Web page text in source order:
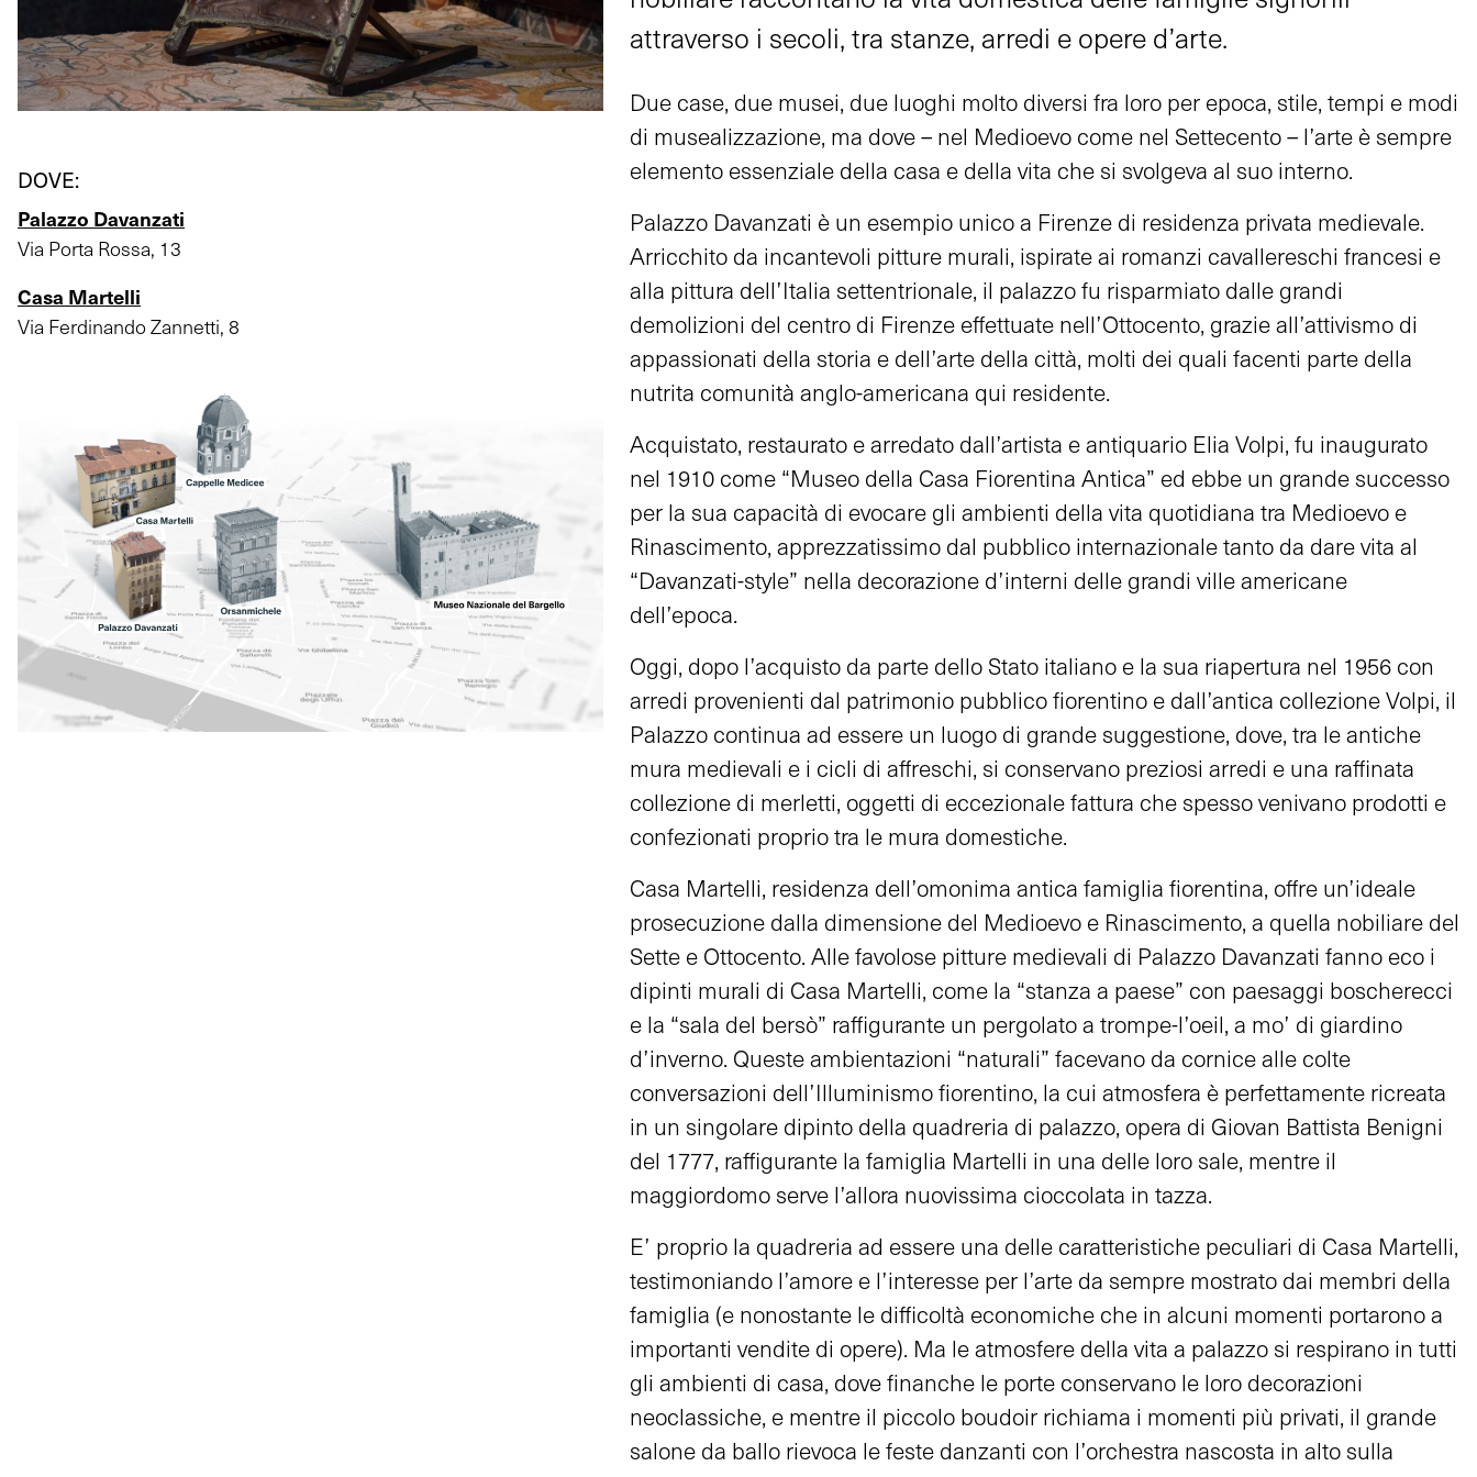
DOVE:
Palazzo Davanzati
Via Porta Rossa, 13
Casa Martelli
Via Ferdinando Zannetti, 8
attraverso i secoli, tra stanze, arredi e opere d’arte.
Due case, due musei, due luoghi molto diversi fra loro per epoca, stile, tempi e modi
di musealizzazione, ma dove – nel Medioevo come nel Settecento – l’arte è sempre
elemento essenziale della casa e della vita che si svolgeva al suo interno.
Palazzo Davanzati è un esempio unico a Firenze di residenza privata medievale.
Arricchito da incantevoli pitture murali, ispirate ai romanzi cavallereschi francesi e
alla pittura dell’Italia settentrionale, il palazzo fu risparmiato dalle grandi
demolizioni del centro di Firenze effettuate nell’Ottocento, grazie all’attivismo di
appassionati della storia e dell’arte della città, molti dei quali facenti parte della
nutrita comunità anglo-americana qui residente.
Acquistato, restaurato e arredato dall’artista e antiquario Elia Volpi, fu inaugurato
nel 1910 come “Museo della Casa Fiorentina Antica” ed ebbe un grande successo
per la sua capacità di evocare gli ambienti della vita quotidiana tra Medioevo e
Rinascimento, apprezzatissimo dal pubblico internazionale tanto da dare vita al
“Davanzati-style” nella decorazione d’interni delle grandi ville americane
dell’epoca.
Oggi, dopo l’acquisto da parte dello Stato italiano e la sua riapertura nel 1956 con
arredi provenienti dal patrimonio pubblico fiorentino e dall’antica collezione Volpi, il
Palazzo continua ad essere un luogo di grande suggestione, dove, tra le antiche
mura medievali e i cicli di affreschi, si conservano preziosi arredi e una raffinata
collezione di merletti, oggetti di eccezionale fattura che spesso venivano prodotti e
confezionati proprio tra le mura domestiche.
Casa Martelli, residenza dell’omonima antica famiglia fiorentina, offre un’ideale
prosecuzione dalla dimensione del Medioevo e Rinascimento, a quella nobiliare del
Sette e Ottocento. Alle favolose pitture medievali di Palazzo Davanzati fanno eco i
dipinti murali di Casa Martelli, come la “stanza a paese” con paesaggi boscherecci
e la “sala del bersò” raffigurante un pergolato a trompe-l’oeil, a mo’ di giardino
d’inverno. Queste ambientazioni “naturali” facevano da cornice alle colte
conversazioni dell’Illuminismo fiorentino, la cui atmosfera è perfettamente ricreata
in un singolare dipinto della quadreria di palazzo, opera di Giovan Battista Benigni
del 1777, raffigurante la famiglia Martelli in una delle loro sale, mentre il
maggiordomo serve l’allora nuovissima cioccolata in tazza.
E’ proprio la quadreria ad essere una delle caratteristiche peculiari di Casa Martelli,
testimoniando l’amore e l’interesse per l’arte da sempre mostrato dai membri della
famiglia (e nonostante le difficoltà economiche che in alcuni momenti portarono a
importanti vendite di opere). Ma le atmosfere della vita a palazzo si respirano in tutti
gli ambienti di casa, dove finanche le porte conservano le loro decorazioni
neoclassiche, e mentre il piccolo boudoir richiama i momenti più privati, il grande
salone da ballo rievoca le feste danzanti con l’orchestra nascosta in alto sulla